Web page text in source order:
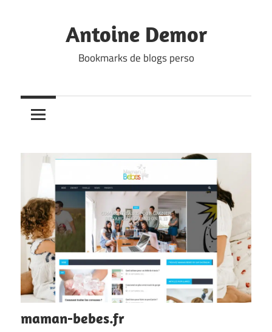
Antoine Demor
Bookmarks de blogs perso
maman-bebes.fr